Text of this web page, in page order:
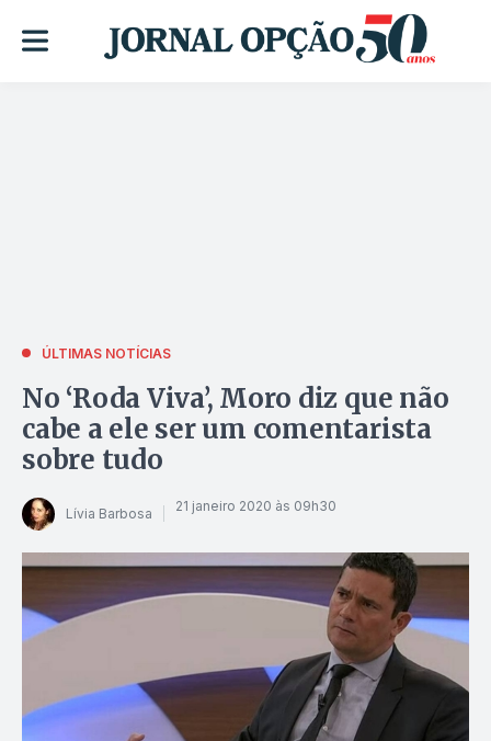
ÚLTIMAS NOTÍCIAS
No ‘Roda Viva’, Moro diz que não
cabe a ele ser um comentarista
sobre tudo
Lívia Barbosa 21 janeiro 2020 às 09h30